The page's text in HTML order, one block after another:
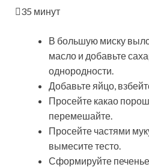
35 минут
В большую миску
масло и добавьте
однородности.
Добавьте яйцо,
Просейте какао
перемешайте.
Просейте частями
вымесите тесто.
Сформируйте